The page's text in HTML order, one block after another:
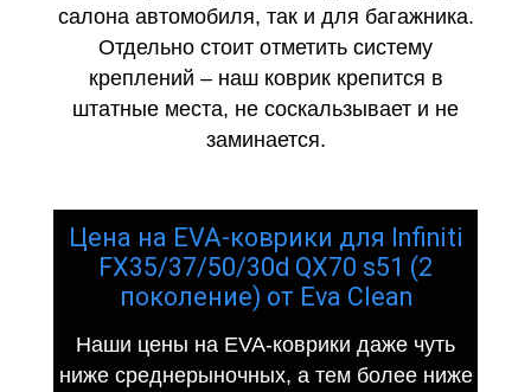
салона автомобиля, так и для багажника.
Отдельно стоит отметить систему
креплений – наш коврик крепится в
штатные места, не соскальзывает и не
заминается.
Цена на EVA-коврики для Infiniti
FX35/37/50/30d QX70 s51 (2
поколение) от Eva Clean
Наши цены на EVA-коврики даже чуть
ниже среднерыночных, а тем более ниже